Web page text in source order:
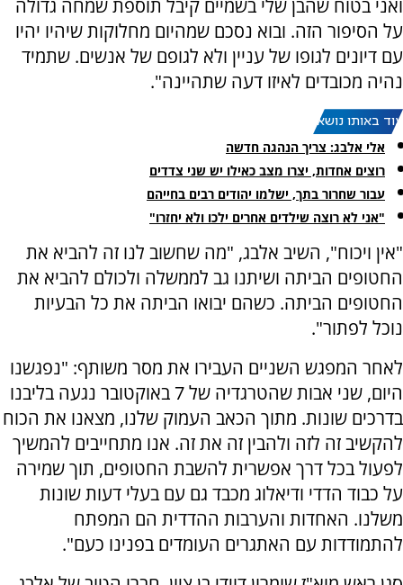
ואני בטוח שהבן שלי בשמיים קיבל תוספת שמחה גדולה
על הסיפור הזה. ובוא נסכם שמהיום מחלוקות שיהיו יהיו
עם דיונים לגופו של עניין ולא לגופם של אנשים. שתמיד
נהיה מכובדים לאיזו דעה שתהיינה".
עוד באותו נושא:
אלי אלבג: צריך הנהגה חדשה
רוצים אחדות, יצרו מצב כאילו יש שני צדדים
עבור שחרור בתך, ישלמו יהודים רבים בחייהם
"אני לא רוצה שילדים אחרים ילכו ולא יחזרו"
"אין ויכוח", השיב אלבג, "מה שחשוב לנו זה להביא את
החטופים הביתה ושיתנו גב לממשלה ולכולם להביא את
החטופים הביתה. כשהם יבואו הביתה את כל הבעיות
נוכל לפתור".
לאחר המפגש השניים העבירו את מסר משותף: "נפגשנו
היום, שני אבות שהטרגדיה של 7 באוקטובר נגעה בליבנו
בדרכים שונות. מתוך הכאב העמוק שלנו, מצאנו את הכוח
להקשיב זה לזה ולהבין זה את זה. אנו מתחייבים להמשיך
לפעול בכל דרך אפשרית להשבת החטופים, תוך שמירה
על כבוד הדדי ודיאלוג מכבד גם עם בעלי דעות שונות
משלנו. האחדות והערבות ההדדית הם המפתח
להתמודדות עם האתגרים העומדים בפנינו כעם".